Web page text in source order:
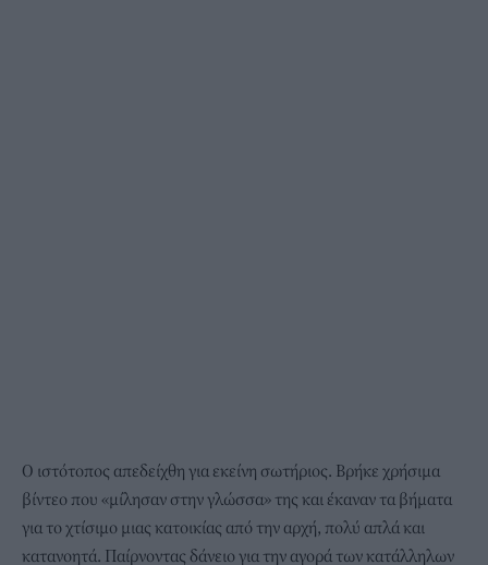
Ο ιστότοπος απεδείχθη για εκείνη σωτήριος. Βρήκε χρήσιμα
βίντεο που «μίλησαν στην γλώσσα» της και έκαναν τα βήματα
για το χτίσιμο μιας κατοικίας από την αρχή, πολύ απλά και
κατανοητά. Παίρνοντας δάνειο για την αγορά των κατάλληλων